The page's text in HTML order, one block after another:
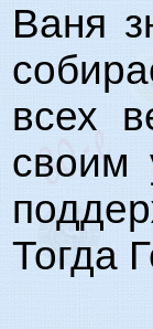
Ваня
всех
своим
Тогда